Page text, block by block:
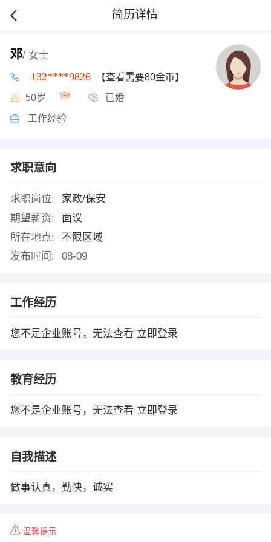
简历详情
邓/ 女士
132****9826 【查看需要80金币】
50岁 已婚
工作经验
求职意向
求职岗位:
家政/保安
期望薪资:
面议
所在地点:
不限区域
发布时间:
08-09
工作经历
您不是企业账号，无法查看 立即登录
教育经历
您不是企业账号，无法查看 立即登录
自我描述
做事认真，勤快，诚实
温馨提示